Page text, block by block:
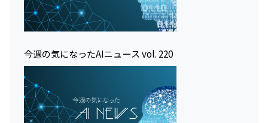
今週の気になったAIニュース vol. 220